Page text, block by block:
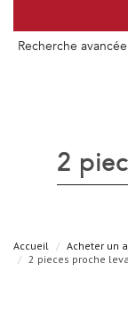
Recherche avancée
2
Accueil
Acheter un
2 pieces proche